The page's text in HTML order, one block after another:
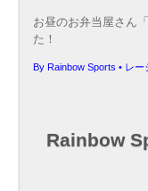
お昼のお弁当屋さん
た！
By Rainbow Sports • レー
Rainbow